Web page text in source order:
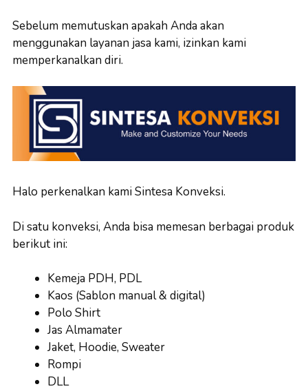
Sebelum memutuskan apakah Anda akan
menggunakan layanan jasa kami, izinkan kami
memperkanalkan diri.
Halo perkenalkan kami Sintesa Konveksi.
Di satu konveksi, Anda bisa memesan berbagai produk
berikut ini:
Kemeja PDH, PDL
Kaos (Sablon manual & digital)
Polo Shirt
Jas Almamater
Jaket, Hoodie, Sweater
Rompi
DLL